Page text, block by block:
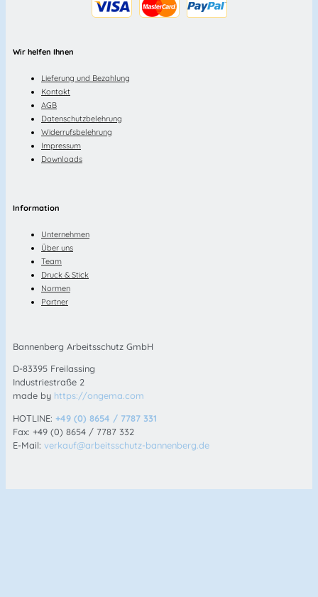
Wir helfen Ihnen
Lieferung und Bezahlung
Kontakt
AGB
Datenschutzbelehrung
Widerrufsbelehrung
Impressum
Downloads
Information
Unternehmen
Über uns
Team
Druck & Stick
Normen
Partner
Bannenberg Arbeitsschutz GmbH
D-83395 Freilassing
Industriestraße 2
made by https://ongema.com
HOTLINE: +49 (0) 8654 / 7787 331
Fax: +49 (0) 8654 / 7787 332
E-Mail: verkauf@arbeitsschutz-bannenberg.de